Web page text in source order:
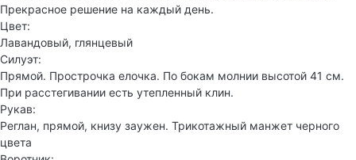
Прекрасное решение на каждый день.
Цвет:
Лавандовый, глянцевый
Силуэт:
Прямой. Прострочка елочка. По бокам молнии высотой 41 см.
При расстегивании есть утепленный клин.
Рукав:
Реглан, прямой, книзу заужен. Трикотажный манжет черного
цвета